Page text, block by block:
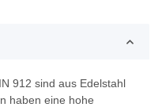
912 sind aus Edelstahl
haben eine hohe